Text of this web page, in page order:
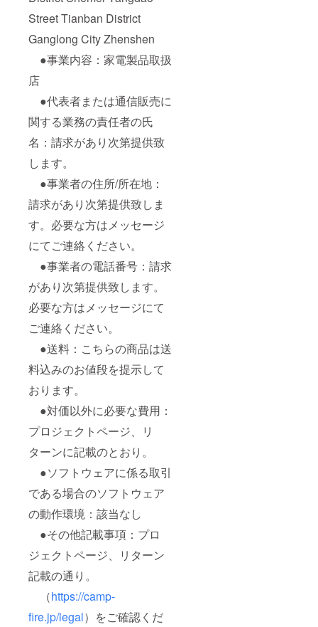
Street Tianban District
Ganglong City Zhenshen
●事業内容：家電製品取扱
店
●代表者または通信販売に
関する業務の責任者の氏
名：請求があり次第提供致
します。
●事業者の住所/所在地：
請求があり次第提供致しま
す。必要な方はメッセージ
にてご連絡ください。
●事業者の電話番号：請求
があり次第提供致します。
必要な方はメッセージにて
ご連絡ください。
●送料：こちらの商品は送
料込みのお値段を提示して
おります。
●対価以外に必要な費用：
プロジェクトページ、リ
ターンに記載のとおり。
●ソフトウェアに係る取引
である場合のソフトウェア
の動作環境：該当なし
●その他記載事項：プロ
ジェクトページ、リターン
記載の通り。
（https://camp-
fire.jp/legal）をご確認くだ